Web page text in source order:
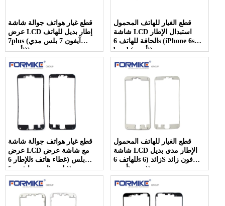
قطع غيار هواتف جوالة شاشة
عرض LCD إطار بديل للهاتف
7plus (آيفون 7 بلس مدي
(أبيض))
قطع الغيار للهاتف المحمول
شاشة LCD استبدال الإطار
الحافة للهاتف 6s (iPhone 6s
bezel (أبيض))
قطع غيار هواتف جوالة شاشة
عرض LCD مع شاشة عرض
للإطار 6s بلس (غطاء هاتف
ايفون 6s بلس (اسود))
قطع الغيار للهاتف المحمول
شاشة LCD الإطار مدي بديل
للهاتف 6s زائد (6S فون زائد
مدي (أبيض))